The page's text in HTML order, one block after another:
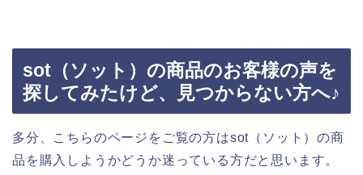
sot（ソット）の商品のお客様の声を
探してみたけど、見つからない方へ♪
多分、こちらのページをご覧の方はsot（ソット）の商
品を購入しようかどうか迷っている方だと思います。